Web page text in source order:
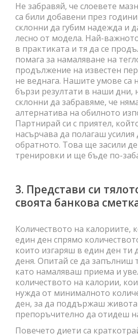
Не забравяй, че слоевете
са били добавени през
склонни да губим надежда и
лесно от модела. Най-
в практиката и тя да се
помага за намаляване на
продължение на известен
не веднага. Нашите умове са
бързи резултати в наши дни,
склонни да забравяме, че
алтернатива на обилното
Партнирай си с приятел,
насърчава да полагаш
обратното. Това ще засили
тренировки и ще бъде по-
3. Представи си
своята банкова
Количеството на калориите,
един ден спрямо
които изгаряш в един ден ти
деня. Опитай се да запълниш
като намаляваш приема и
количеството на калории,
нужда от минималното
ден, за да поддържаш живота
препоръчително да отидеш
Повечето диети са